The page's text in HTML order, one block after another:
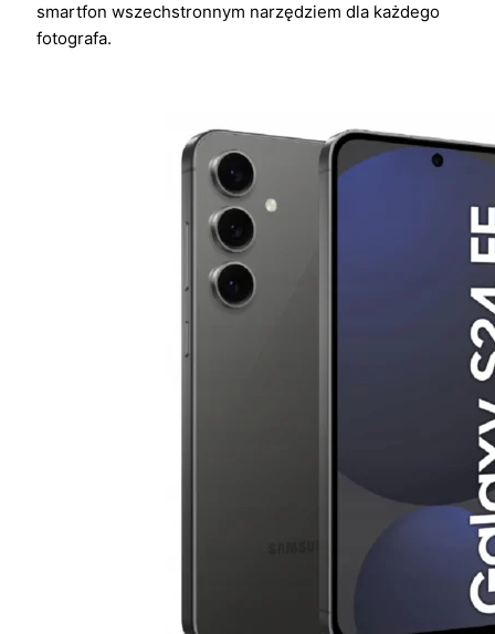
smartfon wszechstronnym narzędziem dla każdego
fotografa.